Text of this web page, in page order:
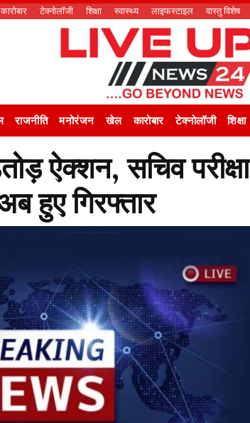
कारोबार टेक्नोलॉजी शिक्षा स्वास्थ्य लाइफस्टाइल वास्तु विशेष
राजनीति मनोरंजन खेल कारोबार टेक्नोलॉजी शिक्षा
ऐक्शन, सचिव परीक्षा
हुए गिरफ्तार